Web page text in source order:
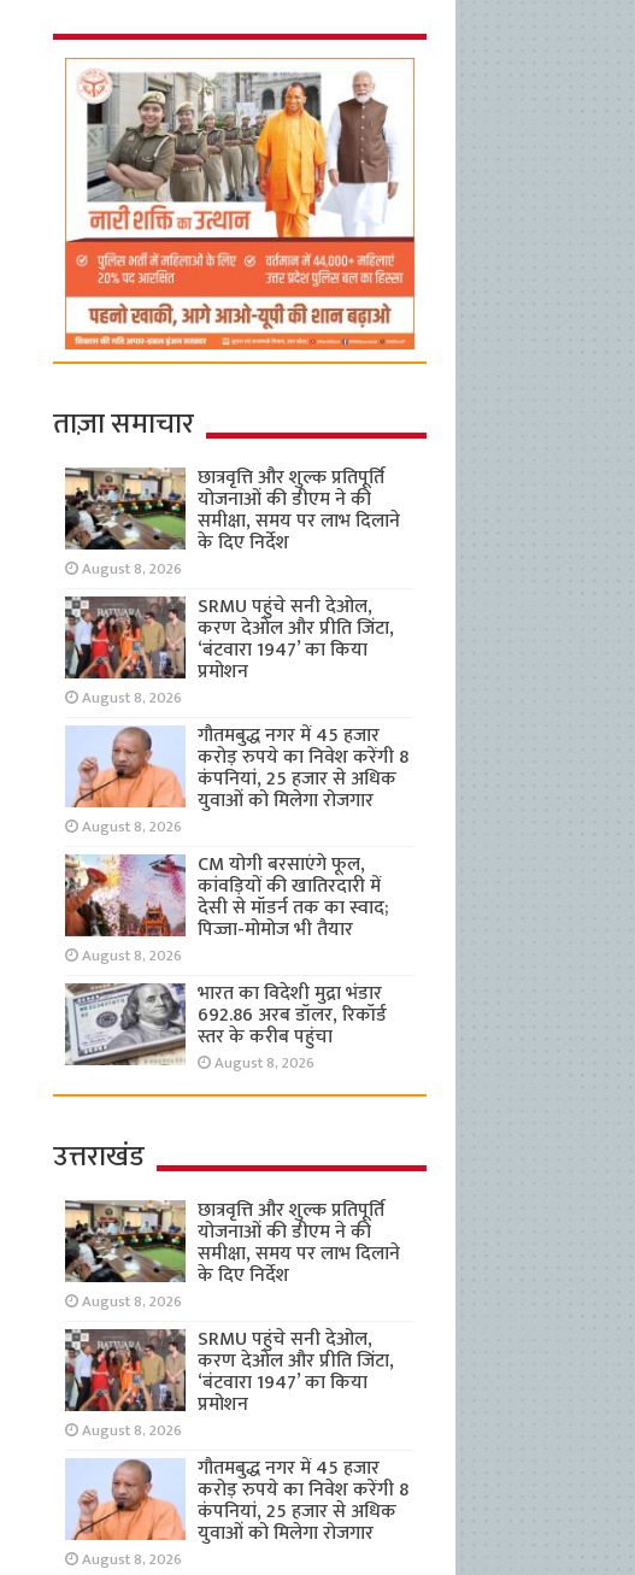
ताज़ा समाचार
छात्रवृत्ति और शुल्क प्रतिपूर्ति
योजनाओं की डीएम ने की
समीक्षा, समय पर लाभ दिलाने
के दिए निर्देश
August 8, 2026
SRMU पहुंचे सनी देओल,
करण देओल और प्रीति जिंटा,
‘बंटवारा 1947’ का किया
प्रमोशन
August 8, 2026
गौतमबुद्ध नगर में 45 हजार
करोड़ रुपये का निवेश करेंगी 8
कंपनियां, 25 हजार से अधिक
युवाओं को मिलेगा रोजगार
August 8, 2026
CM योगी बरसाएंगे फूल,
कांवड़ियों की खातिरदारी में
देसी से मॉडर्न तक का स्वाद;
पिज्जा-मोमोज भी तैयार
August 8, 2026
भारत का विदेशी मुद्रा भंडार
692.86 अरब डॉलर, रिकॉर्ड
स्तर के करीब पहुंचा
August 8, 2026
उत्तराखंड
छात्रवृत्ति और शुल्क प्रतिपूर्ति
योजनाओं की डीएम ने की
समीक्षा, समय पर लाभ दिलाने
के दिए निर्देश
August 8, 2026
SRMU पहुंचे सनी देओल,
करण देओल और प्रीति जिंटा,
‘बंटवारा 1947’ का किया
प्रमोशन
August 8, 2026
गौतमबुद्ध नगर में 45 हजार
करोड़ रुपये का निवेश करेंगी 8
कंपनियां, 25 हजार से अधिक
युवाओं को मिलेगा रोजगार
August 8, 2026